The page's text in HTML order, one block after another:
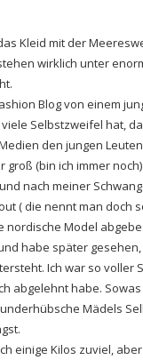
Kleid mit der
wirklich unter
Blog von einem
Selbstzweifel hat,
den jungen
groß (bin ich immer
nach meiner
( die nennt man doch
nordische Model
habe später
Ich war so voller
abgelehnt habe.
Mädels
einige Kilos zuviel,